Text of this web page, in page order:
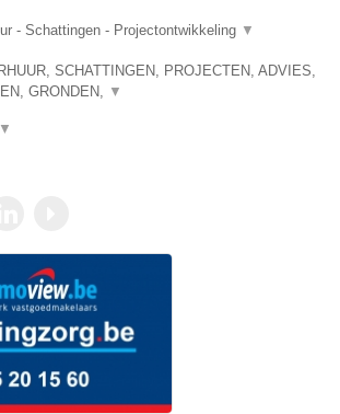
- Schattingen - Projectontwikkeling ▼
SCHATTINGEN, PROJECTEN, ADVIES,
GRONDEN,
▼
▼